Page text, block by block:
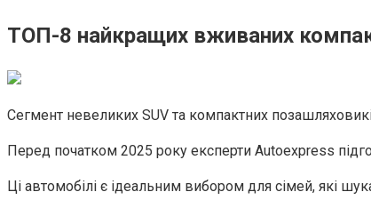
ТОП-8 найкращих вживаних
Сегмент невеликих SUV та компактних
Перед початком 2025 року експерти Autoexpress
Ці автомобілі є ідеальним вибором для сімей, які